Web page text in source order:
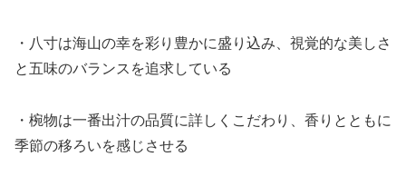
・八寸は海山の幸を彩り豊かに盛り込み、視覚的な美しさ
と五味のバランスを追求している
・椀物は一番出汁の品質に詳しくこだわり、香りとともに
季節の移ろいを感じさせる